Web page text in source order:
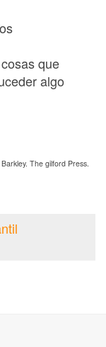
que
algo
The gilford Press.